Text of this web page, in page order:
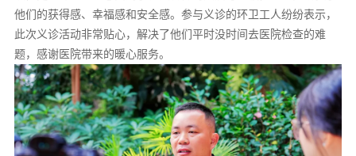
他们的获得感、幸福感和安全感。参与义诊的环卫工人纷纷表示，
此次义诊活动非常贴心，解决了他们平时没时间去医院检查的难
题，感谢医院带来的暖心服务。